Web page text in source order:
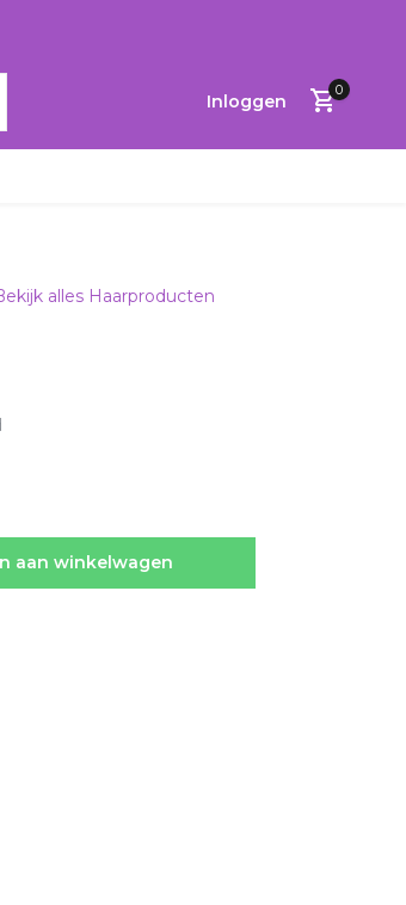
Inloggen
0
alles Haarproducten
aan winkelwagen